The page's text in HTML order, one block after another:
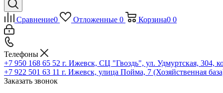
Сравнение0 Отложенные 0 Корзина0 0
Телефоны
+7 950 168 65 52 г. Ижевск, СЦ "Гвоздь", ул. Удмуртская, 304,
+7 922 501 63 11 г. Ижевск, улица Пойма, 7 (Хозяйственная
Заказать звонок